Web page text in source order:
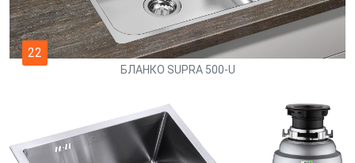
22
БЛАНКО SUPRA 500-U